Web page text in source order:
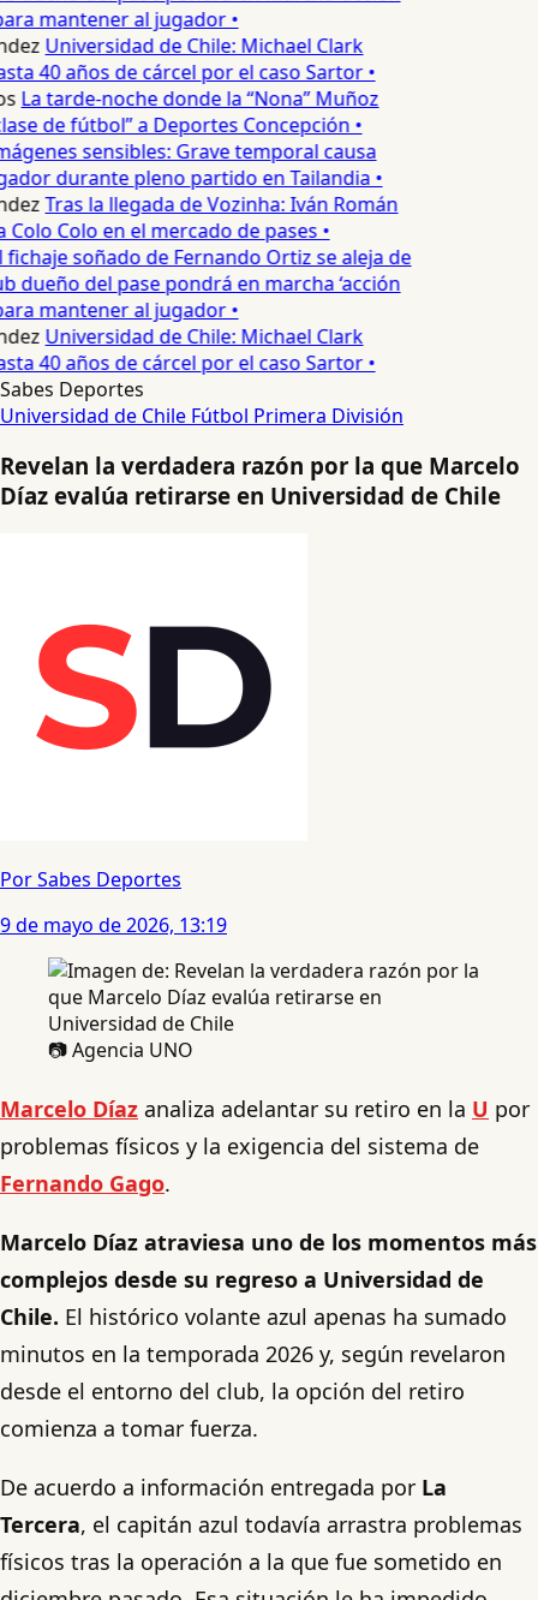
mantener al jugador •
Universidad de Chile: Michael Clark
40 años de cárcel por el caso Sartor •
La tarde-noche donde la “Nona” Muñoz
de fútbol” a Deportes Concepción •
sensibles: Grave temporal causa
durante pleno partido en Tailandia •
Tras la llegada de Vozinha: Iván Román
Colo en el mercado de pases •
fichaje soñado de Fernando Ortiz se aleja de
dueño del pase pondrá en marcha ‘acción
mantener al jugador •
Universidad de Chile: Michael Clark
40 años de cárcel por el caso Sartor •
Sabes Deportes
Universidad de Chile Fútbol Primera División
Revelan la verdadera razón por la que Marcelo
Díaz evalúa retirarse en Universidad de Chile
Por Sabes Deportes
9 de mayo de 2026, 13:19
📷 Agencia UNO
Marcelo Díaz analiza adelantar su retiro en la U por
problemas físicos y la exigencia del sistema de
Fernando Gago.
Marcelo Díaz atraviesa uno de los momentos más
complejos desde su regreso a Universidad de
Chile. El histórico volante azul apenas ha sumado
minutos en la temporada 2026 y, según revelaron
desde el entorno del club, la opción del retiro
comienza a tomar fuerza.
De acuerdo a información entregada por La
Tercera, el capitán azul todavía arrastra problemas
físicos tras la operación a la que fue sometido en